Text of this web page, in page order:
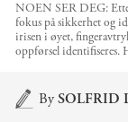
NOEN SER DEG:
fokus på sikkerhet og
irisen i øyet,
oppførsel identifiseres.
Main content
BySOLFRID